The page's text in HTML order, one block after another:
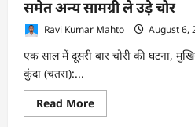
समेत अन्य सामग्री ले उड़े चोर
Ravi Kumar Mahto August 6,
एक साल में दूसरी बार चोरी की घटना,
कुंदा (चतरा):...
Read MoreRead
more